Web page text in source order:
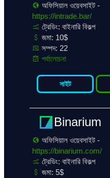
অফিসিয়াল ওয়েবসাইট -
https://intrade.bar/
ট্রেডিং: বাইনারি বিকল্প
জমা: 10$
সম্পদ: 22
পর্যালোচনা
সাইট
Binarium
অফিসিয়াল ওয়েবসাইট -
https://binarium.com/
ট্রেডিং: বাইনারি বিকল্প
জমা: 5$